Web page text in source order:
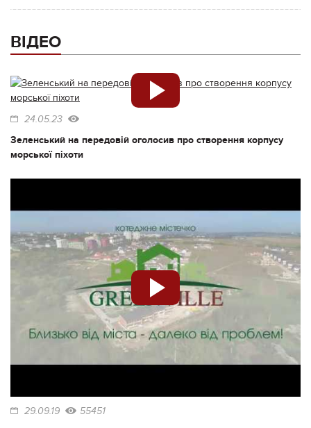
ВІДЕО
24.05.23
Зеленський на передовій оголосив про створення корпусу
морської піхоти
29.09.19 55451